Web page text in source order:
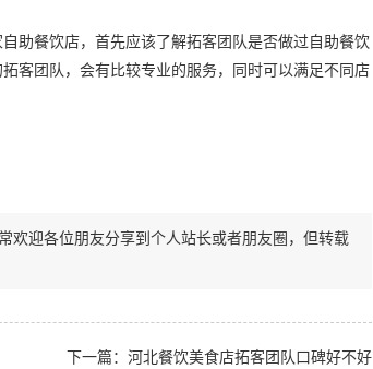
助餐饮店，首先应该了解拓客团队是否做过自助餐饮
客团队，会有比较专业的服务，同时可以满足不同店
欢迎各位朋友分享到个人站长或者朋友圈，但转载
下一篇：河北餐饮美食店拓客团队口碑好不好